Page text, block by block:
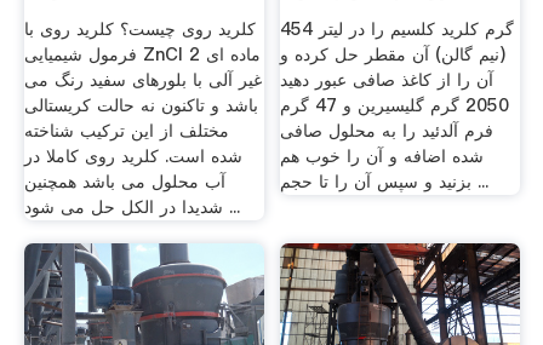
کلرید روی چیست؟ کلرید روی با
فرمول شیمیایی ZnCl 2 ماده ای
غیر آلی با بلورهای سفید رنگ می
باشد و تاکنون نه حالت کریستالی
مختلف از این ترکیب شناخته
شده است. کلرید روی کاملا در
آب محلول می باشد همچنین
شدیدا در الکل حل می شود ...
454 گرم کلرید کلسیم را در لیتر
(نیم گالن) آن مقطر حل کرده و
آن را از کاغذ صافی عبور دهید
2050 گرم گلیسیرین و 47 گرم
فرم آلدئید را به محلول صافی
شده اضافه و آن را خوب هم
بزنید و سپس آن را تا حجم ...